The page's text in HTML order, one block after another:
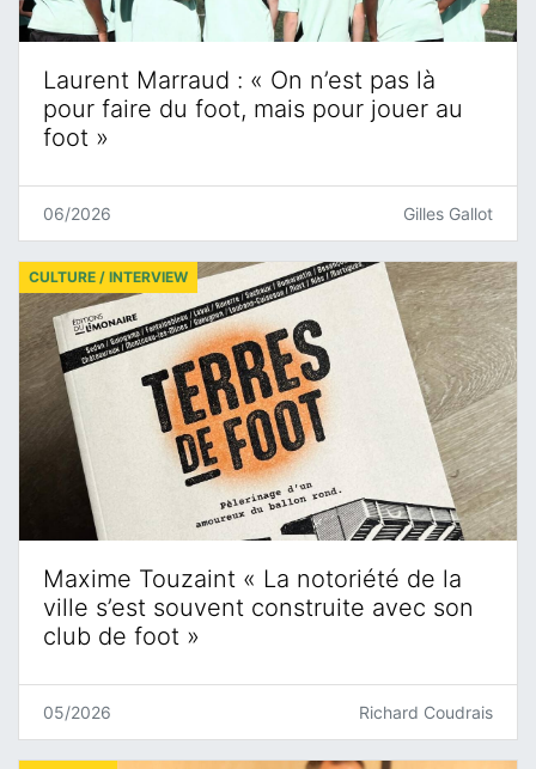
Laurent Marraud : « On n’est pas là
pour faire du foot, mais pour jouer au
foot »
06/2026 Gilles Gallot
Maxime Touzaint « La notoriété de la
ville s’est souvent construite avec son
club de foot »
CULTURE / INTERVIEW
05/2026 Richard Coudrais